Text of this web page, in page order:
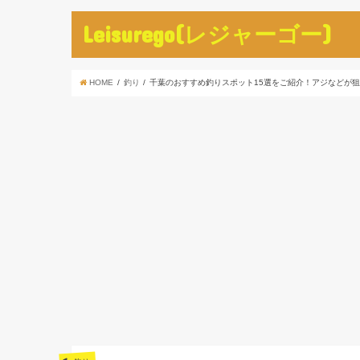
Leisurego(レジャーゴー)
HOME 釣り 千葉のおすすめ釣りスポット15選をご紹介！アジなどが狙